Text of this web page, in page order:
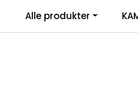
Salgsbetingelser | Retur/
Alle produkter